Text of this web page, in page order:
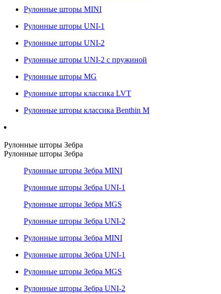
Рулонные шторы MINI
Рулонные шторы UNI-1
Рулонные шторы UNI-2
Рулонные шторы UNI-2 с пружиной
Рулонные шторы MG
Рулонные шторы классика LVT
Рулонные шторы классика Benthin M
Рулонные шторы Зебра
Рулонные шторы Зебра
Рулонные шторы Зебра MINI
Рулонные шторы Зебра UNI-1
Рулонные шторы Зебра MGS
Рулонные шторы Зебра UNI-2
Рулонные шторы Зебра MINI
Рулонные шторы Зебра UNI-1
Рулонные шторы Зебра MGS
Рулонные шторы Зебра UNI-2